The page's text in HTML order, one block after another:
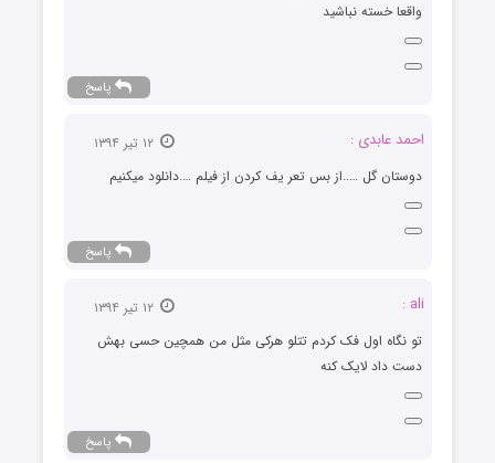
واقعا خسته نباشید
پاسخ
احمد عابدی :
دوستان گل …..از بس تعر یف کردن از فیلم ….دانلود میکنیم
پاسخ
ali :
تو نگاه اول فک کردم تتلو هرکی مثل من همچین حسی بهش
دست داد لایک کنه
پاسخ